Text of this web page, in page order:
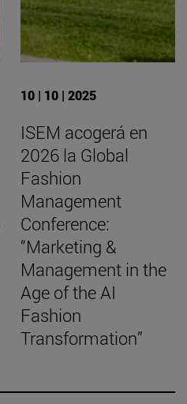
10 | 10 | 2025
ISEM acogerá en
2026 la Global
Fashion
Management
Conference:
“Marketing &
Management in the
Age of the AI
Fashion
Transformation”